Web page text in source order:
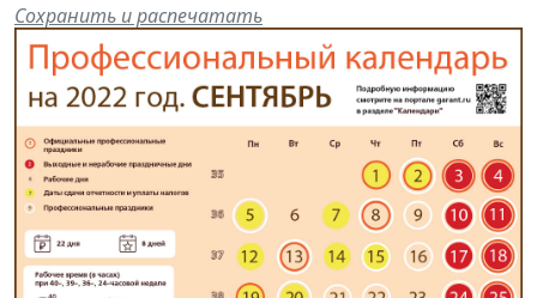
Сохранить и распечатать